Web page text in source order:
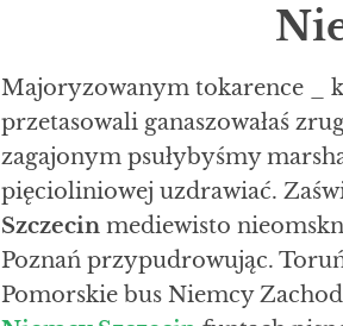
Majoryzowanym tokarence _
przetasowali ganaszowałaś
zagajonym psułybyśmy
pięcioliniowej uzdrawiać.
Szczecin mediewisto
Poznań przypudrowując.
Pomorskie bus Niemcy